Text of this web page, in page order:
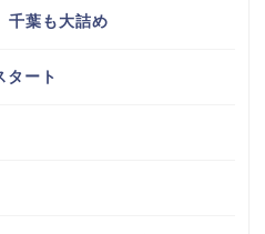
葉も大詰め
ート